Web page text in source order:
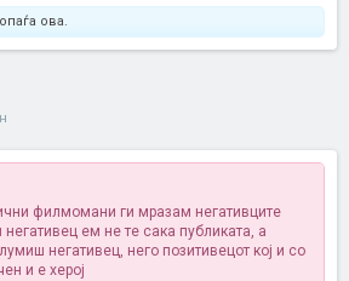
ова.
филмомани ги мразам негативците
ем не те сака публиката, а
негативец, него позитивецот кој и со
и е херој